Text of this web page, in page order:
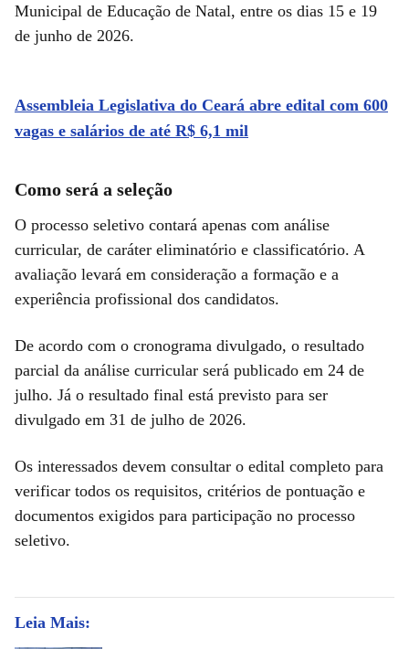
Municipal de Educação de Natal, entre os dias 15 e 19
de junho de 2026.
Assembleia Legislativa do Ceará abre edital com 600
vagas e salários de até R$ 6,1 mil
Como será a seleção
O processo seletivo contará apenas com análise
curricular, de caráter eliminatório e classificatório. A
avaliação levará em consideração a formação e a
experiência profissional dos candidatos.
De acordo com o cronograma divulgado, o resultado
parcial da análise curricular será publicado em 24 de
julho. Já o resultado final está previsto para ser
divulgado em 31 de julho de 2026.
Os interessados devem consultar o edital completo para
verificar todos os requisitos, critérios de pontuação e
documentos exigidos para participação no processo
seletivo.
Leia Mais: